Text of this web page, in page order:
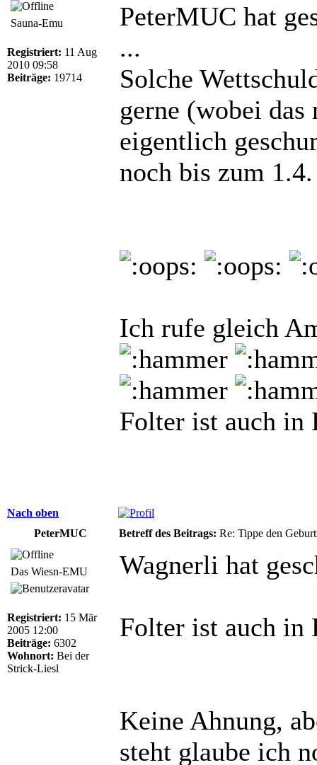
Sauna-Emu
Registriert: 11 Aug
2010 09:58
Beiträge: 19714
PeterMUC hat
...
Solche
gerne (wobei
eigentlich
noch bis zum
Ich rufe gleich
Folter ist auch in
Nach oben
PeterMUC
Betreff des Beitrags: Re: Tippe den
Das Wiesn-EMU
Registriert: 15 Mär
2005 12:00
Beiträge: 6302
Wohnort: Bei der
Strick-Liesl
Wagnerli hat
Folter ist auch in
Keine Ahnung,
steht glaube ich